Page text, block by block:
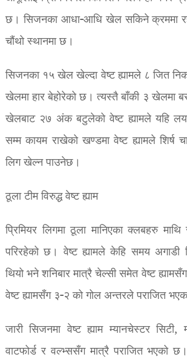
छ। सिजनका आधा-आधि खेल सकिने क्रममा
चौंथो स्थानमा छ।
सिजनका १५ खेल खेल्दा वेष्ट ह्यामले ८ जित
खेलमा हार बेहोरेको छ। त्यस्तै बाँकी ३ खेलमा
खेलबाट २७ अंक बटुलेको वेष्ट ह्यामले यहि
सम्म कायम राखेको खण्डमा वेष्ट ह्यामले शिर्ष
लिग खेल्न पाउनेछ।
ठूला टीम विरुद्ध वेष्ट ह्याम
प्रिमियर लिगमा ठूला मानिएका क्लबहरु माथि
परिरहेको छ। वेष्ट ह्यामले केहि समय अगाडी
थियो भने शनिबार मात्रै चेल्सी समेत वेष्ट ह्यामसँग
वेष्ट ह्यामसँग ३-२ को गोल अन्तरले पराजित
जारी सिजनमा वेष्ट ह्याम म्यानचेस्टर सिटी,
वाटफोर्ड र वल्भ्ससँग मात्रै पराजित भएको